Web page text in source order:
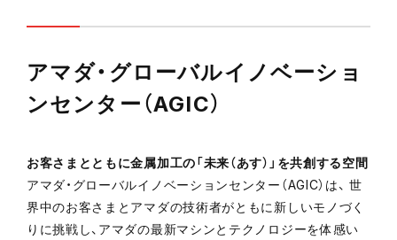
アマダ・グローバルイノベーショ
ンセンター（AGIC）
お客さまとともに金属加工の「未来（あす）」を共創する空間
アマダ・グローバルイノベーションセンター（AGIC）は、 世
界中のお客さまとアマダの技術者がともに新しいモノづく
りに挑戦し、アマダの最新マシンとテクノロジーを体感い